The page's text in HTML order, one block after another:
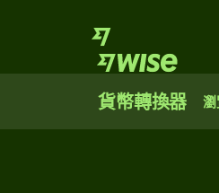
貨幣轉換器